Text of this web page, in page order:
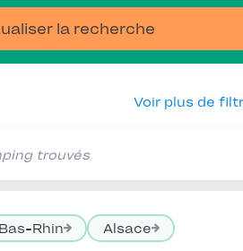
la recherche
Voir plus de
trouvés
Bas-Rhin Alsace